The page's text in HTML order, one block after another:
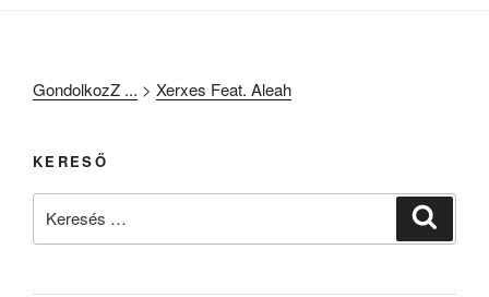
GondolkozZ ... > Xerxes Feat. Aleah
KERESŐ